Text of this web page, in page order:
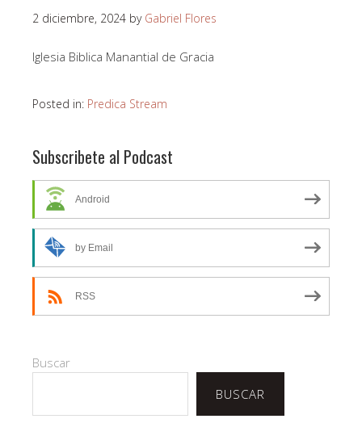
2 diciembre, 2024 by Gabriel Flores
Iglesia Biblica Manantial de Gracia
Posted in: Predica Stream
Subscribete al Podcast
Android
by Email
RSS
Buscar
BUSCAR